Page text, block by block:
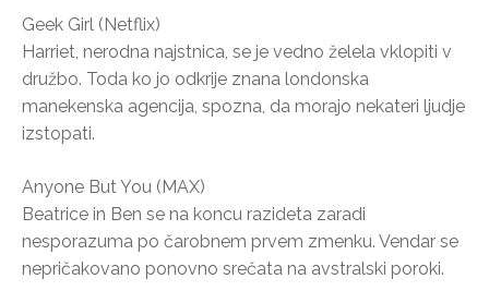
Geek Girl (Netflix)
Harriet, nerodna najstnica, se je vedno želela vklopiti v
družbo. Toda ko jo odkrije znana londonska
manekenska agencija, spozna, da morajo nekateri ljudje
izstopati.
Anyone But You (MAX)
Beatrice in Ben se na koncu razideta zaradi
nesporazuma po čarobnem prvem zmenku. Vendar se
nepričakovano ponovno srečata na avstralski poroki.